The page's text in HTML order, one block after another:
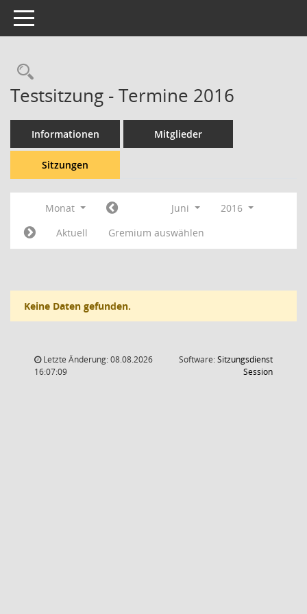
Toggle navigation
Rechercheauswahl
Testsitzung - Termine 2016
Informationen Mitglieder
Sitzungen
Monat Juni
2016
Aktuell
Gremium auswählen
Keine Daten gefunden.
Letzte Änderung: 08.08.2026
16:07:09
Software:Sitzungsdienst
Session(Wird in